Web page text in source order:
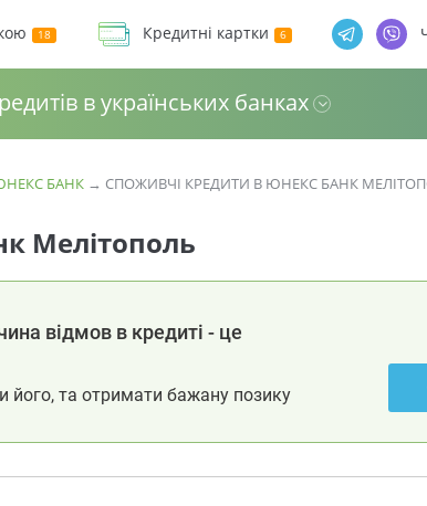
Кредитні картки
в українських банках
БАНК → СПОЖИВЧІ КРЕДИТИ В ЮНЕКС БАНК
Мелітополь
відмов в кредиті - це
його, та отримати бажану позику